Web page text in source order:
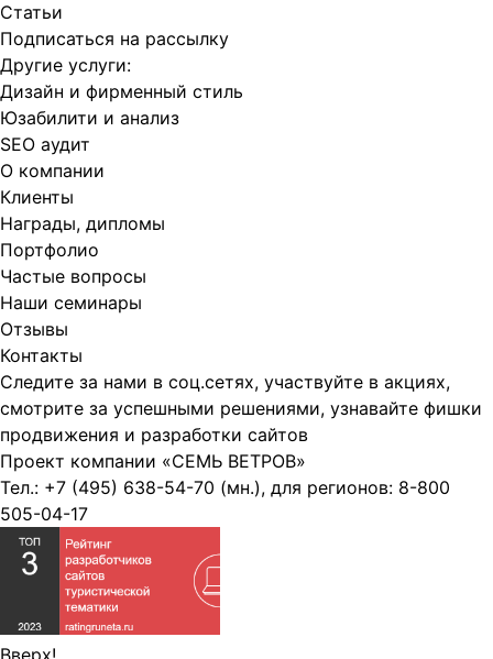
Статьи
Подписаться на рассылку
Другие услуги:
Дизайн и фирменный стиль
Юзабилити и анализ
SEO аудит
О компании
Клиенты
Награды, дипломы
Портфолио
Частые вопросы
Наши семинары
Отзывы
Контакты
Следите за нами в соц.сетях, участвуйте в акциях,
смотрите за успешными решениями, узнавайте фишки
продвижения и разработки сайтов
Проект компании «СЕМЬ ВЕТРОВ»
Тел.: +7 (495) 638-54-70 (мн.), для регионов: 8-800
505-04-17